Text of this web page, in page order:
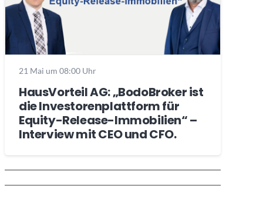
21 Mai um 08:00 Uhr
HausVorteil AG: „BodoBroker ist
die Investorenplattform für
Equity-Release-Immobilien“ –
Interview mit CEO und CFO.
Wochenrückblick
Trendthemen